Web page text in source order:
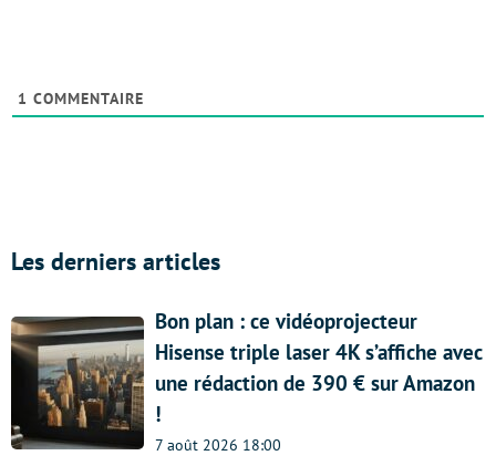
1 COMMENTAIRE
Les derniers articles
Bon plan : ce vidéoprojecteur
Hisense triple laser 4K s’affiche avec
une rédaction de 390 € sur Amazon
!
7 août 2026 18:00